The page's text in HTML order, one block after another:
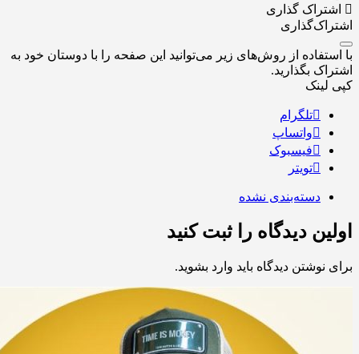
اشتراک گذاری
اشتراک‌گذاری
با استفاده از روش‌های زیر می‌توانید این صفحه را با دوستان خود به
اشتراک بگذارید.
کپی لینک
تلگرام
واتساپ
فیسبوک
تویتر
دسته‌بندی نشده
اولین دیدگاه را ثبت کنید
برای نوشتن دیدگاه باید وارد بشوید.